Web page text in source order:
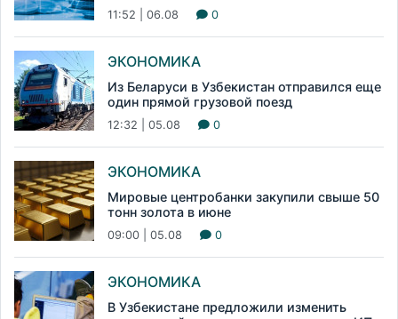
11:52 | 06.08 0
ЭКОНОМИКА
Из Беларуси в Узбекистан отправился еще
один прямой грузовой поезд
12:32 | 05.08 0
ЭКОНОМИКА
Мировые центробанки закупили свыше 50
тонн золота в июне
09:00 | 05.08 0
ЭКОНОМИКА
В Узбекистане предложили изменить